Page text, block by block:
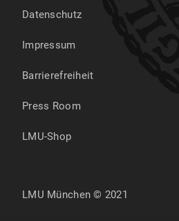
Datenschutz
Impressum
Barrierefreiheit
Press Room
LMU-Shop
LMU München © 2021